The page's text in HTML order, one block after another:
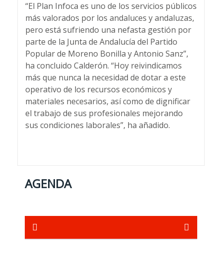
“El Plan Infoca es uno de los servicios públicos
más valorados por los andaluces y andaluzas,
pero está sufriendo una nefasta gestión por
parte de la Junta de Andalucía del Partido
Popular de Moreno Bonilla y Antonio Sanz”,
ha concluido Calderón. “Hoy reivindicamos
más que nunca la necesidad de dotar a este
operativo de los recursos económicos y
materiales necesarios, así como de dignificar
el trabajo de sus profesionales mejorando
sus condiciones laborales”, ha añadido.
AGENDA